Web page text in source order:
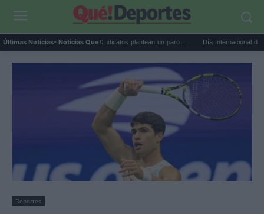
Últimas Noticias- Noticias Que!:
Huelga de médicos: los sindicatos plantean un paro... Día Internacional de la
Deportes